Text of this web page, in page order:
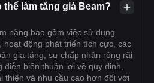
làm tăng giá Beam?
năng bao gồm việc sử dụng
hoạt động phát triển tích cực, các
gia tăng, sự chấp nhận rộng rãi
biến thuận lợi về quy định,
thiện và nhu cầu cao hơn đối với